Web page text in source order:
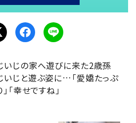
いじの家へ遊びに来た2歳孫
いじと遊ぶ姿に…「愛嬌たっぷ
」「幸せですね」